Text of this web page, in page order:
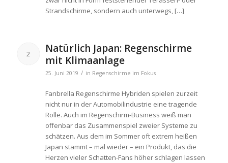
Strandschirme, sondern auch unterwegs, […]
2
Natürlich Japan: Regenschirme
mit Klimaanlage
25. Juni 2019 / in Regenschirme im Fokus
Fanbrella Regenschirme Hybriden spielen zurzeit
nicht nur in der Automobilindustrie eine tragende
Rolle. Auch im Regenschirm-Business weiß man
offenbar das Zusammenspiel zweier Systeme zu
schätzen. Aus dem im Sommer oft extrem heißen
Japan stammt – mal wieder – ein Produkt, das die
Herzen vieler Schatten-Fans höher schlagen lassen